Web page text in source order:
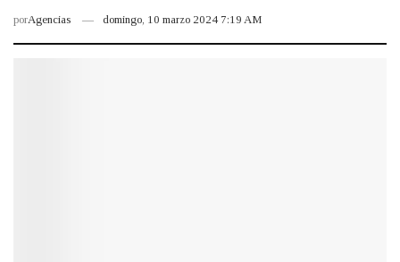
porAgencias domingo, 10 marzo 2024 7:19 AM